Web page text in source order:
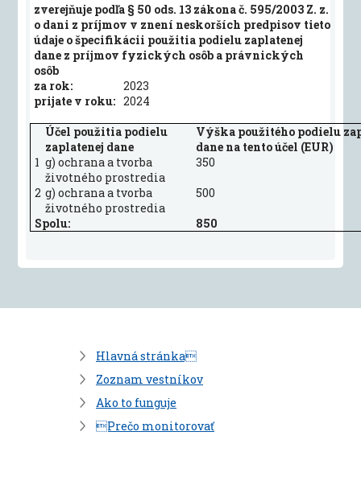
zverejňuje podľa § 50 ods. 13 zákona č. 595/2003 Z. z.
o dani z príjmov v znení neskorších predpisov tieto
údaje o špecifikácii použitia podielu zaplatenej
dane z príjmov fyzických osôb a právnických
osôb
za rok:
2023
prijate v roku: 2024
Účel použitia podielu
zaplatenej dane
Výška použitého podielu
dane na tento účel (EUR)
1 g) ochrana a tvorba
životného prostredia
350
2 g) ochrana a tvorba
životného prostredia
500
Spolu:
850
Hlavná stránka
Zoznam vestníkov
Ako to funguje
Prečo monitorovať